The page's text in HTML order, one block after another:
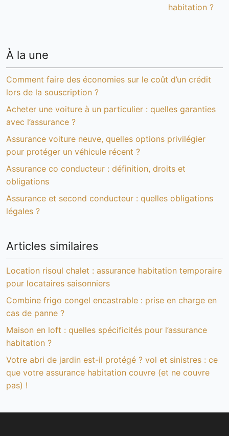
habitation ?
À la une
Comment faire des économies sur le coût d’un crédit
lors de la souscription ?
Acheter une voiture à un particulier : quelles garanties
avec l’assurance ?
Assurance voiture neuve, quelles options privilégier
pour protéger un véhicule récent ?
Assurance co conducteur : définition, droits et
obligations
Assurance et second conducteur : quelles obligations
légales ?
Articles similaires
Location risoul chalet : assurance habitation temporaire
pour locataires saisonniers
Combine frigo congel encastrable : prise en charge en
cas de panne ?
Maison en loft : quelles spécificités pour l’assurance
habitation ?
Votre abri de jardin est-il protégé ? vol et sinistres : ce
que votre assurance habitation couvre (et ne couvre
pas) !